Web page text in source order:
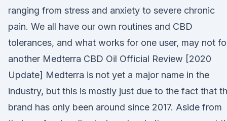
ranging from stress and anxiety to severe chronic
pain. We all have our own routines and CBD
tolerances, and what works for one user, may not
another Medterra CBD Oil Official Review [2020
Update] Medterra is not yet a major name in the
industry, but this is mostly just due to the fact that
brand has only been around since 2017. Aside from